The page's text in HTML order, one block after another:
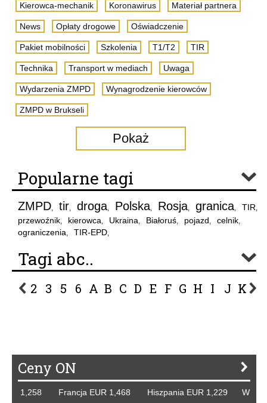
Kierowca-mechanik Koronawirus Materiał partnera
News Opłaty drogowe Oświadczenie
Pakiet mobilności Szkolenia T1/T2 TIR
Technika Transport w mediach Uwaga
Wydarzenia ZMPD Wynagrodzenie kierowców
ZMPD w Brukseli
Pokaż
Popularne tagi
ZMPD, tir, droga, Polska, Rosja, granica, TIR,
przewoźnik, kierowca, Ukraina, Białoruś, pojazd, celnik,
ograniczenia, TIR-EPD,
Tagi abc..
2 3 5 6 A B C D E F G H I J K L
Ceny ON
1,258 Francja EUR 1,468 Hiszpania EUR 1,229 WB